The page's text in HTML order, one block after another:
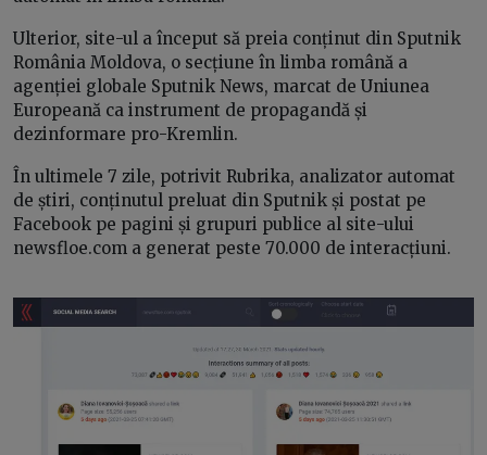
Ulterior, site-ul a început să preia conținut din Sputnik
România Moldova, o secțiune în limba română a
agenției globale Sputnik News, marcat de Uniunea
Europeană ca instrument de propagandă și
dezinformare pro-Kremlin.
În ultimele 7 zile, potrivit Rubrika, analizator automat
de știri, conținutul preluat din Sputnik și postat pe
Facebook pe pagini și grupuri publice al site-ului
newsfloe.com a generat peste 70.000 de interacțiuni.